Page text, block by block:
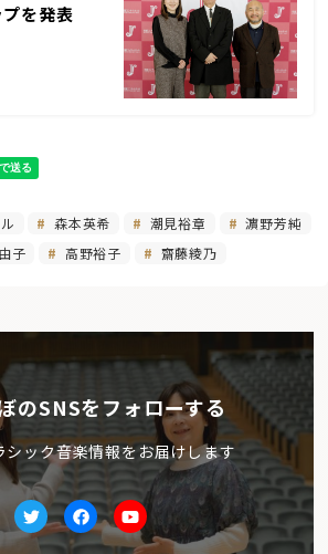
を発表
森本英希 潮見裕章
濵野芳純
子 高野裕子 齋藤綾乃
のSNSをフォローする
シック音楽情報をお届けします
TwitterfacebookYoutube